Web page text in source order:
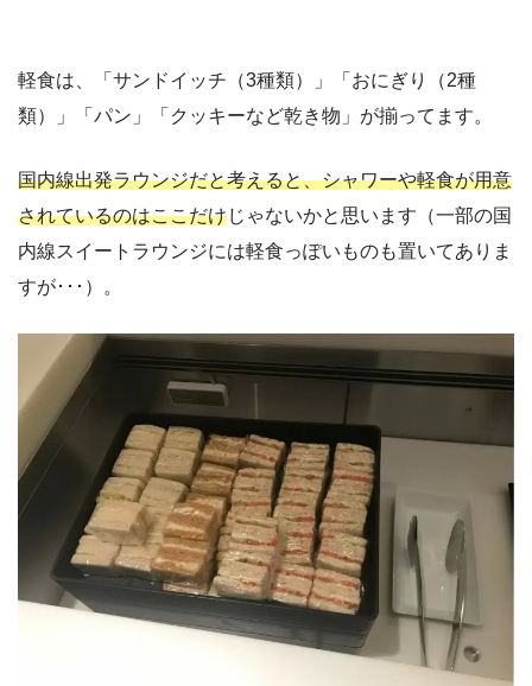
軽食は、「サンドイッチ（3種類）」「おにぎり（2種
類）」「パン」「クッキーなど乾き物」が揃ってます。
国内線出発ラウンジだと考えると、シャワーや軽食が用意
されているのはここだけじゃないかと思います（一部の国
内線スイートラウンジには軽食っぽいものも置いてありま
すが･･･）。